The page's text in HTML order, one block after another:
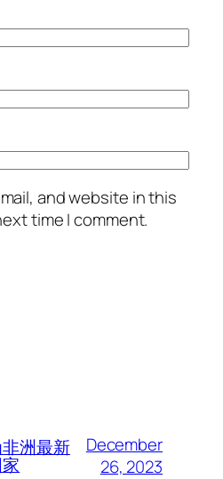
and website in this
time I comment.
洲最新
December
26, 2023